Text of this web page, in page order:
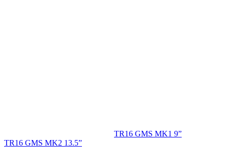
TR16 GMS MK1 9”
TR16 GMS MK2 13.5”